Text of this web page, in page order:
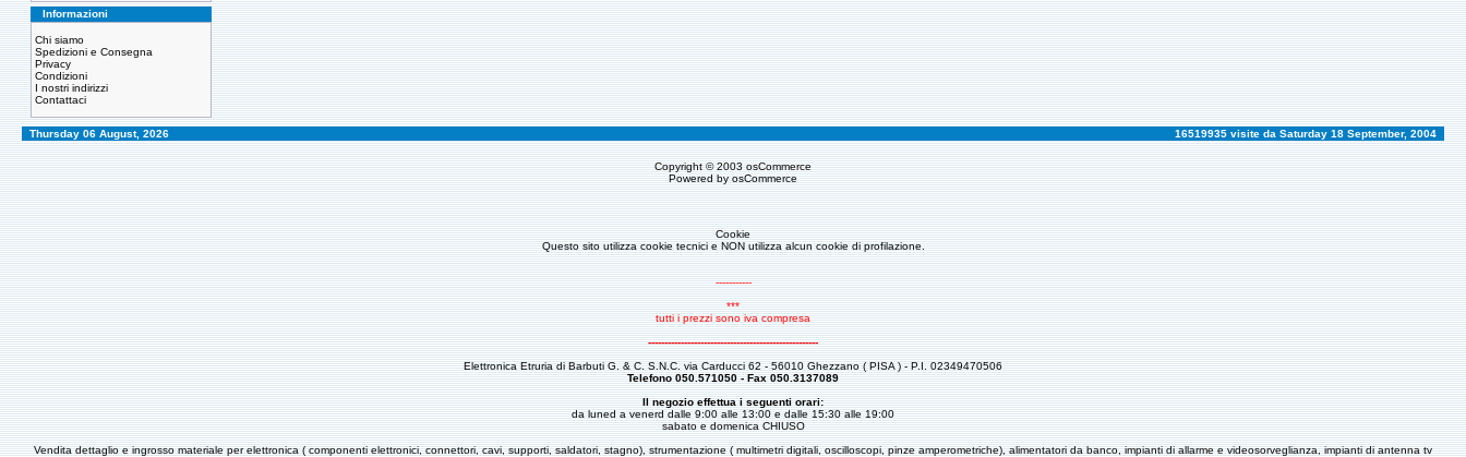
Informazioni
Chi siamo
Spedizioni e Consegna
Privacy
Condizioni
I nostri indirizzi
Contattaci
Thursday 06 August, 2026 16519935 visite da Saturday 18 September, 2004
Copyright © 2003osCommerce
Powered byosCommerce
Cookie
Questo sito utilizza cookie tecnici e NON utilizza alcun cookie di profilazione.
-----------
***
tutti i prezzi sono iva compresa
----------------------------------------------------
Elettronica Etruria di Barbuti G. & C. S.N.C. via Carducci 62 - 56010 Ghezzano ( PISA ) - P.I. 02349470506
Telefono 050.571050 - Fax 050.3137089
Il negozio effettua i seguenti orari:
da luned a venerd dalle 9:00 alle 13:00 e dalle 15:30 alle 19:00
sabato e domenica CHIUSO
Vendita dettaglio e ingrosso materiale per elettronica ( componenti elettronici, connettori, cavi, supporti, saldatori, stagno), strumentazione ( multimetri digitali, oscilloscopi, pinze amperometriche), alimentatori da banco, impianti di allarme e videosorveglianza, impianti di antenna tv